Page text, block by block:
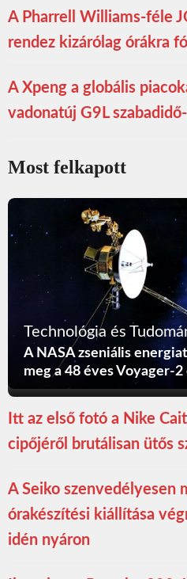
A Pharrell Williams-féle
rendez kizárólag órákra
A Xpeng a globális
vadonatúj G9L
Most felkapott
Technológia és
A NASA zseniális
meg a 48 éves Voyager-
Itt az első fotó a Nike
cipőjéről brutálisan ütős
A Seiko szenvedélyesen
órakészítési kiállítása
idén nyáron